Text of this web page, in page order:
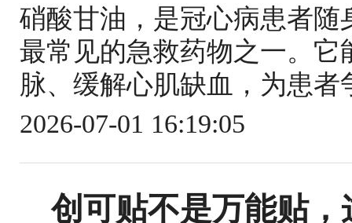
硝酸甘油，是冠心病患者
最常见的急救药物之一。
脉、缓解心肌缺血，为患
2026-07-01 16:19:05
创可贴不是万能贴